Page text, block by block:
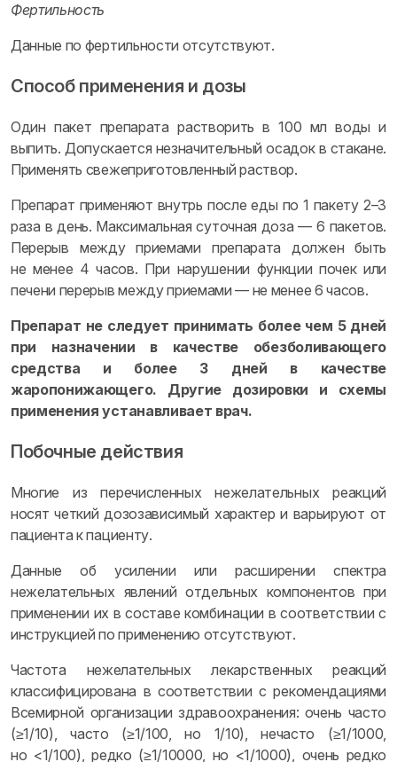
Фертильность
Данные по фертильности отсутствуют.
Способ применения и дозы
Один пакет препарата растворить в 100 мл воды и
выпить. Допускается незначительный осадок в стакане.
Применять свежеприготовленный раствор.
Препарат применяют внутрь после еды по 1 пакету 2–3
раза в день. Максимальная суточная доза — 6 пакетов.
Перерыв между приемами препарата должен быть
не менее 4 часов. При нарушении функции почек или
печени перерыв между приемами — не менее 6 часов.
Препарат не следует принимать более чем 5 дней
при назначении в качестве обезболивающего
средства и более 3 дней в качестве
жаропонижающего. Другие дозировки и схемы
применения устанавливает врач.
Побочные действия
Многие из перечисленных нежелательных реакций
носят четкий дозозависимый характер и варьируют от
пациента к пациенту.
Данные об усилении или расширении спектра
нежелательных явлений отдельных компонентов при
применении их в составе комбинации в соответствии с
инструкцией по применению отсутствуют.
Частота нежелательных лекарственных реакций
классифицирована в соответствии с рекомендациями
Всемирной организации здравоохранения: очень часто
(≥1/10), часто (≥1/100, но 1/10), нечасто (≥1/1000,
но <1/100), редко (≥1/10000, но <1/1000), очень редко